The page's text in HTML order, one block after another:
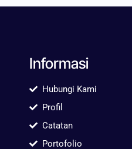
Informasi
Hubungi Kami
Profil
Catatan
Portofolio